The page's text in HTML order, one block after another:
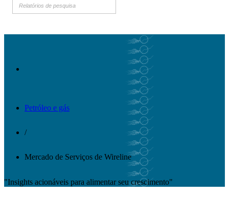
Petróleo e gás
/
Mercado de Serviços de Wireline
"Insights acionáveis ​​para alimentar seu crescimento"